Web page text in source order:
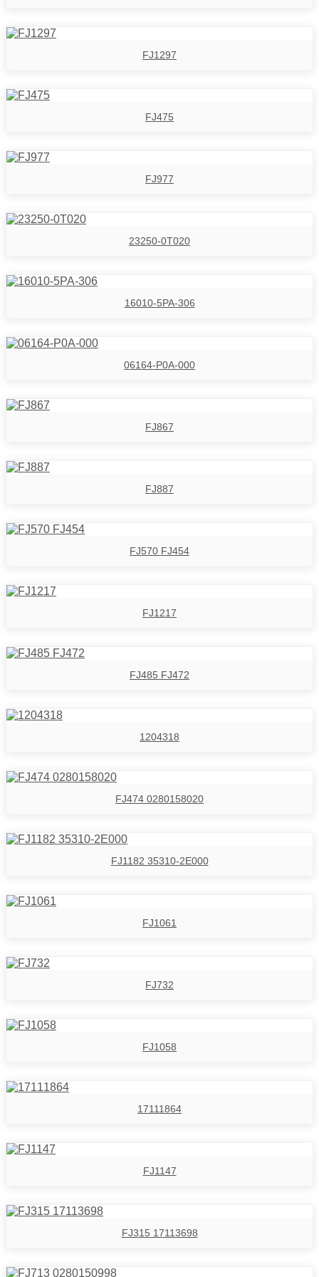
FJ1297
FJ475
FJ977
23250-0T020
16010-5PA-306
06164-P0A-000
FJ867
FJ887
FJ570 FJ454
FJ1217
FJ485 FJ472
1204318
FJ474 0280158020
FJ1182 35310-2E000
FJ1061
FJ732
FJ1058
17111864
FJ1147
FJ315 17113698